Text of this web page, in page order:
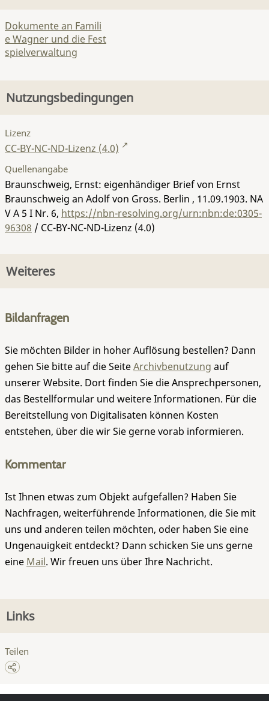
Dokumente an Famili
e Wagner und die Fest
spielverwaltung
Nutzungsbedingungen
Lizenz
CC-BY-NC-ND-Lizenz (4.0)
Quellenangabe
Braunschweig, Ernst: eigenhändiger Brief von Ernst
Braunschweig an Adolf von Gross. Berlin , 11.09.1903. NA
V A 5 I Nr. 6, https://nbn-resolving.org/urn:nbn:de:0305-
96308 / CC-BY-NC-ND-Lizenz (4.0)
Weiteres
Bildanfragen
Sie möchten Bilder in hoher Auflösung bestellen? Dann
gehen Sie bitte auf die SeiteArchivbenutzung auf
unserer Website. Dort finden Sie die Ansprechpersonen,
das Bestellformular und weitere Informationen. Für die
Bereitstellung von Digitalisaten können Kosten
entstehen, über die wir Sie gerne vorab informieren.
Kommentar
Ist Ihnen etwas zum Objekt aufgefallen? Haben Sie
Nachfragen, weiterführende Informationen, die Sie mit
uns und anderen teilen möchten, oder haben Sie eine
Ungenauigkeit entdeckt? Dann schicken Sie uns gerne
eine Mail. Wir freuen uns über Ihre Nachricht.
Links
Teilen